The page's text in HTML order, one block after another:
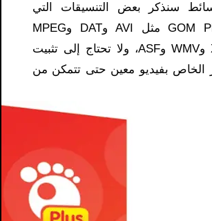
سنذكر بعض التنسيقات التي
يدعمها GOM Player مثل AVI وDAT وMPEG
وDivX وXviD وWMV وASF، ولا تحتاج إلى تثبيت
الخاص بفيديو معين حتى تتمكن من